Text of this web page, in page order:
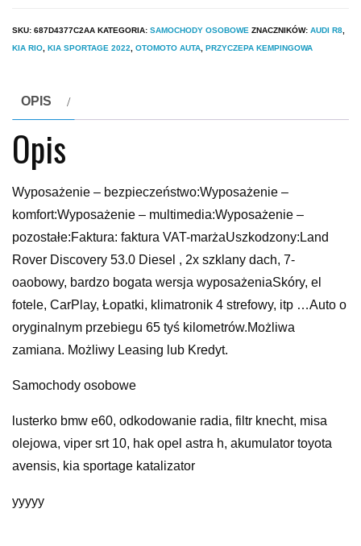
SKU: 687D4377C2AA KATEGORIA: SAMOCHODY OSOBOWE ZNACZNIKÓW: AUDI R8
KIA RIO KIA SPORTAGE 2022 OTOMOTO AUTA PRZYCZEPA KEMPINGOWA
OPIS
Opis
Wyposażenie – bezpieczeństwo:Wyposażenie –
komfort:Wyposażenie – multimedia:Wyposażenie –
pozostałe:Faktura: faktura VAT-marżaUszkodzony:Land
Rover Discovery 53.0 Diesel , 2x szklany dach, 7-
oaobowy, bardzo bogata wersja wyposażeniaSkóry, el
fotele, CarPlay, Łopatki, klimatronik 4 strefowy, itp …Auto o
oryginalnym przebiegu 65 tyś kilometrów.Możliwa
zamiana. Możliwy Leasing lub Kredyt.
Samochody osobowe
lusterko bmw e60, odkodowanie radia, filtr knecht, misa
olejowa, viper srt 10, hak opel astra h, akumulator toyota
avensis, kia sportage katalizator
yyyyy